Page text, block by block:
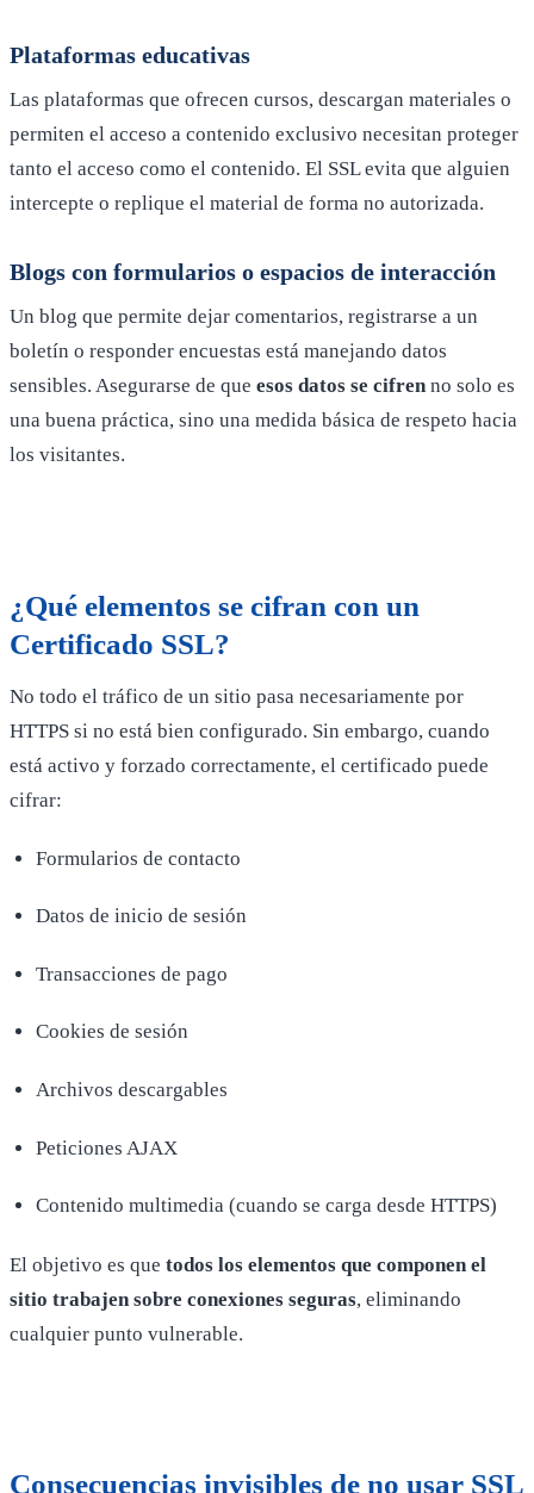
Plataformas educativas
Las plataformas que ofrecen cursos, descargan materiales o
permiten el acceso a contenido exclusivo necesitan proteger
tanto el acceso como el contenido. El SSL evita que alguien
intercepte o replique el material de forma no autorizada.
Blogs con formularios o espacios de interacción
Un blog que permite dejar comentarios, registrarse a un
boletín o responder encuestas está manejando datos
sensibles. Asegurarse de que esos datos se cifrenno solo es
una buena práctica, sino una medida básica de respeto hacia
los visitantes.
¿Qué elementos se cifran con un
Certificado SSL?
No todo el tráfico de un sitio pasa necesariamente por
HTTPS si no está bien configurado. Sin embargo, cuando
está activo y forzado correctamente, el certificado puede
cifrar:
Formularios de contacto
Datos de inicio de sesión
Transacciones de pago
Cookies de sesión
Archivos descargables
Peticiones AJAX
Contenido multimedia (cuando se carga desde HTTPS)
El objetivo es que todos los elementos que componen el
sitio trabajen sobre conexiones seguras, eliminando
cualquier punto vulnerable.
Consecuencias invisibles de no usar SSL